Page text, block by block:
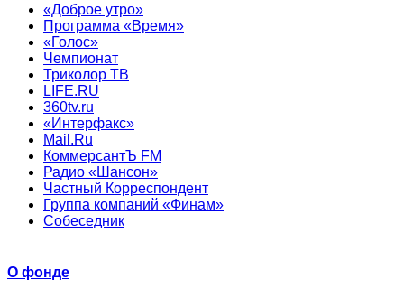
«Доброе утро»
Программа «Время»
«Голос»
Чемпионат
Триколор ТВ
LIFE.RU
360tv.ru
«Интерфакс»
Mail.Ru
КоммерсантЪ FM
Радио «Шансон»
Частный Корреспондент
Группа компаний «Финам»
Собеседник
О фонде